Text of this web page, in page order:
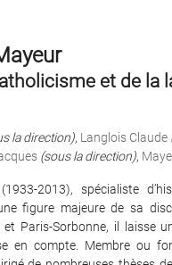
et de la
la direction), Langlois Claude
(sous la direction),
2013), spécialiste
figure majeure de sa
et Paris-Sorbonne, il laisse
en compte. Membre ou